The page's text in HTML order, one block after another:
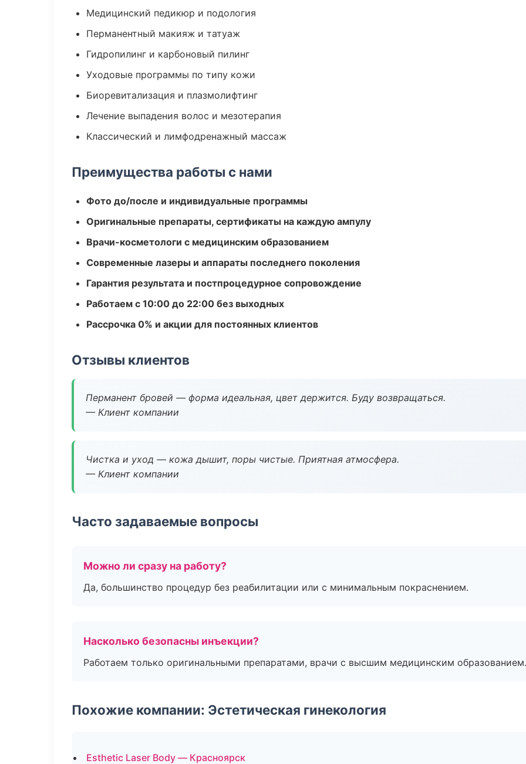
Медицинский педикюр и подология
Перманентный макияж и татуаж
Гидропилинг и карбоновый пилинг
Уходовые программы по типу кожи
Биоревитализация и плазмолифтинг
Лечение выпадения волос и мезотерапия
Классический и лимфодренажный массаж
Преимущества работы с нами
Фото до/после и индивидуальные программы
Оригинальные препараты, сертификаты на каждую ампулу
Врачи-косметологи с медицинским образованием
Современные лазеры и аппараты последнего поколения
Гарантия результата и постпроцедурное сопровождение
Работаем с 10:00 до 22:00 без выходных
Рассрочка 0% и акции для постоянных клиентов
Отзывы клиентов
Перманент бровей — форма идеальная, цвет держится. Буду возвращаться.
— Клиент компании
Чистка и уход — кожа дышит, поры чистые. Приятная атмосфера.
— Клиент компании
Часто задаваемые вопросы
Можно ли сразу на работу?
Да, большинство процедур без реабилитации или с минимальным покраснением.
Насколько безопасны инъекции?
Работаем только оригинальными препаратами, врачи с высшим медицинским образованием.
Похожие компании: Эстетическая гинекология
Esthetic Laser Body — Красноярск